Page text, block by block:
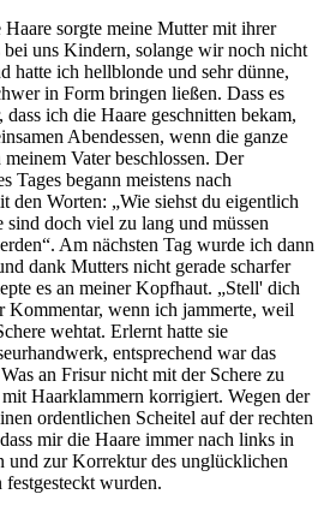
sorgte meine Mutter mit ihrer
bei uns Kindern, solange wir noch nicht
hatte ich hellblonde und sehr dünne,
in Form bringen ließen. Dass es
ich die Haare geschnitten bekam,
Abendessen, wenn die ganze
Vater beschlossen. Der
Tages begann meistens nach
den Worten:
Wie siehst du eigentlich
sind doch viel zu lang und müssen
. Am nächsten Tag wurde ich dann
dank Mutters nicht gerade scharfer
es an meiner Kopfhaut.
Stell' dich
Kommentar, wenn ich jammerte, weil
wehtat. Erlernt hatte sie
entsprechend war das
an Frisur nicht mit der Schere zu
Haarklammern korrigiert. Wegen der
ordentlichen Scheitel auf der rechten
mir die Haare immer nach links in
und zur Korrektur des unglücklichen
wurden.